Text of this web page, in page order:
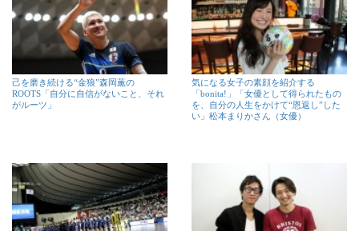
己を磨き続ける“金狼”森岡薫の
ROOTS「自分に自信がないこと、それ
がルーツ」
気になる女子の素顔を紹介する
「bonita!」「女優として得られたもの
を、自分の人生をかけて“恩返し”した
い」松本まりかさん（女優）